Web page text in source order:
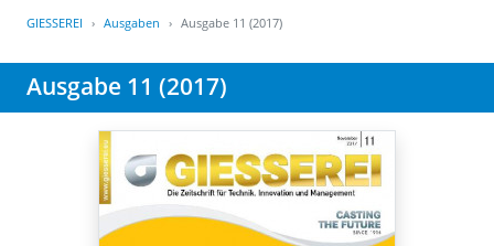
GIESSEREI Ausgaben Ausgabe 11 (2017)
Ausgabe 11 (2017)